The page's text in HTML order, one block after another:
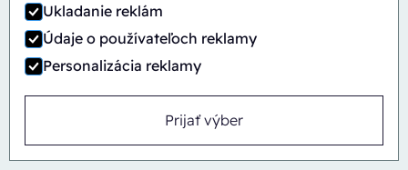
Ukladanie reklám
Údaje o používateľoch reklamy
Personalizácia reklamy
Prijať výber